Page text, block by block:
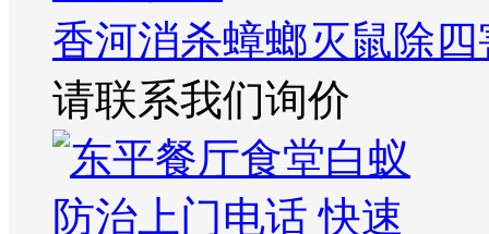
香河消杀蟑螂灭鼠除
请联系我们询价